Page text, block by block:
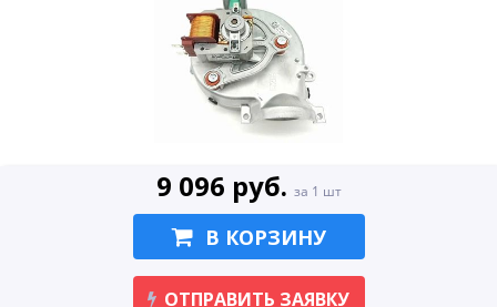
9 096 руб. за 1 шт
В КОРЗИНУ
ОТПРАВИТЬ ЗАЯВКУ